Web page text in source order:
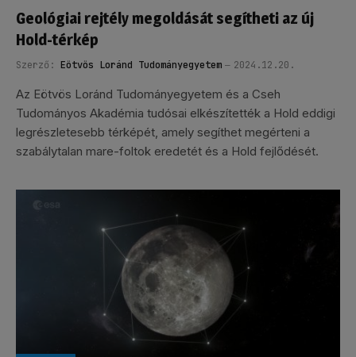
Geológiai rejtély megoldását segítheti az új
Hold-térkép
Szerző: Eötvös Loránd Tudományegyetem 2024.12.20.
Az Eötvös Loránd Tudományegyetem és a Cseh
Tudományos Akadémia tudósai elkészítették a Hold eddigi
legrészletesebb térképét, amely segíthet megérteni a
szabálytalan mare-foltok eredetét és a Hold fejlődését.